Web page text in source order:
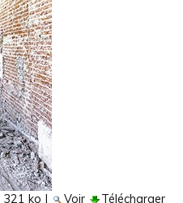
321 ko | Voir Télécharger